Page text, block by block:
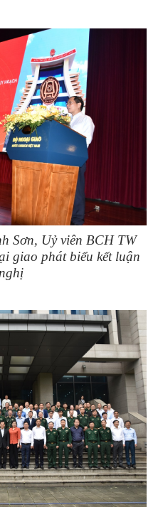
Sơn, Uỷ viên BCH TW
giao phát biểu kết luận